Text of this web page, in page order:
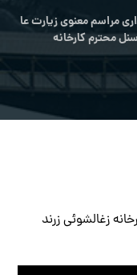
مراسم معنوی زیارت عا
محترم کارخانه
زغالشوئی زرند